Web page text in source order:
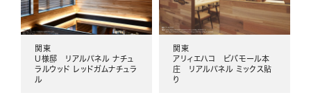
関東
U様邸 リアルパネル ナチュ
ラルウッド レッドガムナチュラ
ル
関東
アリィエハコ ビバモール本
庄 リアルパネル ミックス貼
り